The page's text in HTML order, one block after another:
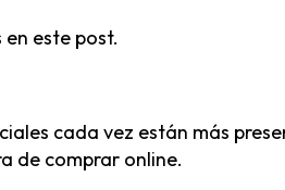
este post.
cada vez están más
de comprar online.